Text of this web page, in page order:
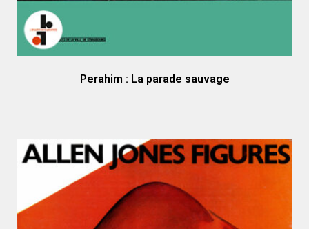
Perahim : La parade sauvage